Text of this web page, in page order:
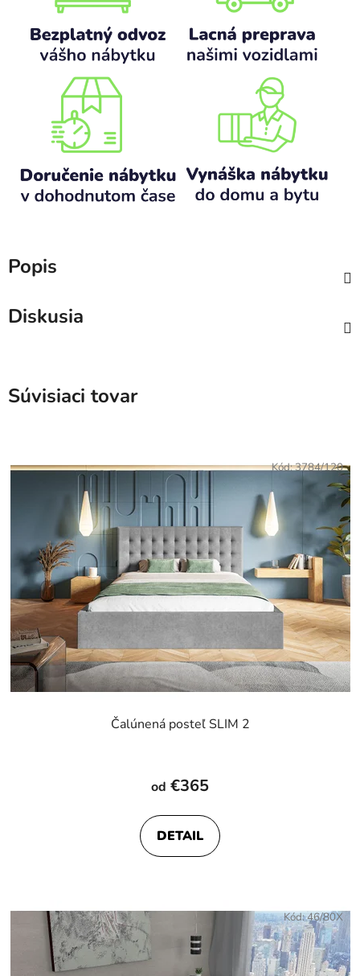
Popis
Diskusia
Súvisiaci tovar
Čalúnená posteľ SLIM 2
od €365
DETAIL
Kód:3784/120
Kód:46/80X